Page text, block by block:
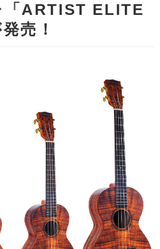
「ARTIST ELITE
売！